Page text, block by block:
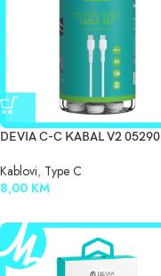
DEVIA C-C KABAL V2 05290
Kablovi, Type C
8,00 KM